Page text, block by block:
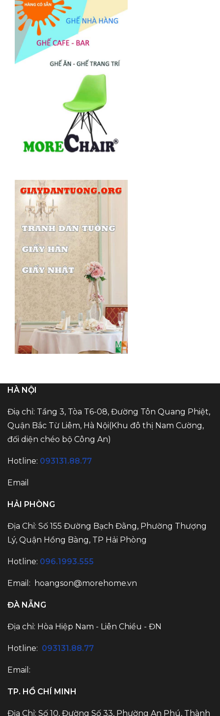
HÀ NỘI
Điạ chỉ: Tầng 3, Tòa T6-08, Đường Tôn Quang Phiệt,
Quận Bắc Từ Liêm, Hà Nội(Khu đô thị Nam Cường,
đối diện chéo bộ Công An)
Hotline: 093131.88.77
Email
HẢI PHÒNG
Địa Chỉ: Số 155 Đường Bạch Đằng, Phường Thượng
Lý, Quận Hồng Bàng, TP Hải Phòng
Hotline: 096.1993.555
Email: hoangson@morehome.vn
ĐÀ NẴNG
Địa chỉ: Hòa Hiệp Nam - Liên Chiều - ĐN
Hotline: 093131.88.77
Email:
TP. HỒ CHÍ MINH
Địa Chỉ: Số 10, Đường Số 33, Phường An Phú, Thành